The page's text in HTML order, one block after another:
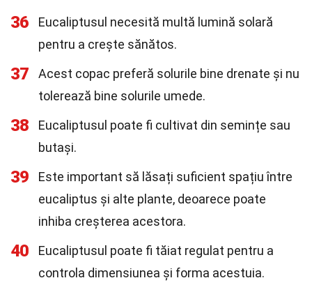
36
Eucaliptusul necesită multă lumină solară
pentru a crește sănătos.
37
Acest copac preferă solurile bine drenate și nu
tolerează bine solurile umede.
38
Eucaliptusul poate fi cultivat din semințe sau
butași.
39
Este important să lăsați suficient spațiu între
eucaliptus și alte plante, deoarece poate
inhiba creșterea acestora.
40
Eucaliptusul poate fi tăiat regulat pentru a
controla dimensiunea și forma acestuia.